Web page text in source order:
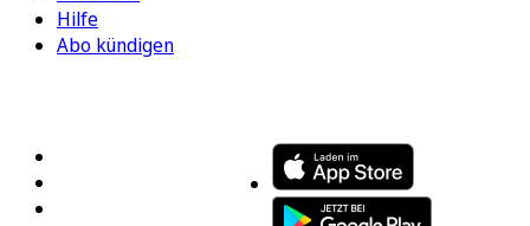
Hilfe
Abo kündigen